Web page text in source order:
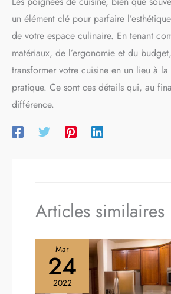
meubles de bureau. Que ce
soit pour une rénovation
complète de votre maison,
une modification partielle de
certains meubles ou
l’équipement de nouveaux
mobiliers personnalisés, ces
poignées s’adaptent à toutes
un élément clé pour parfaire
de votre espace culinaire. En tenant
matériaux, de l’ergonomie et du
transformer votre cuisine en un lieu à
pratique. Ce sont ces détails qui, au
différence.
Articles similaires
Mar
24
2022